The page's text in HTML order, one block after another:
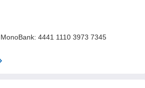
4441 1110 3973 7345